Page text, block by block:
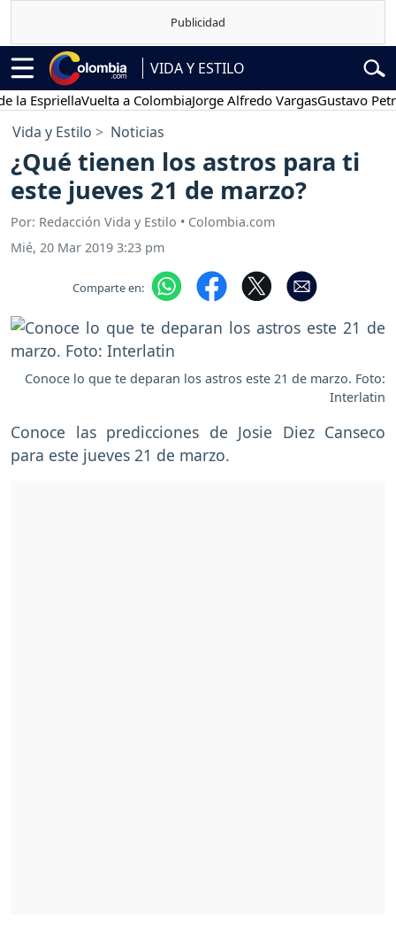
VIDA Y ESTILO
Vuelta a ColombiaJorge Alfredo VargasGustavo Petro
Vida y Estilo Noticias
¿Qué tienen los astros para ti
este jueves 21 de marzo?
Por: Redacción Vida y Estilo • Colombia.com
Mié, 20 Mar 2019 3:23 pm
Comparte en:
Conoce lo que te deparan los astros este 21 de marzo. Foto:
Interlatin
Conoce las predicciones de Josie Diez Canseco
para este jueves 21 de marzo.